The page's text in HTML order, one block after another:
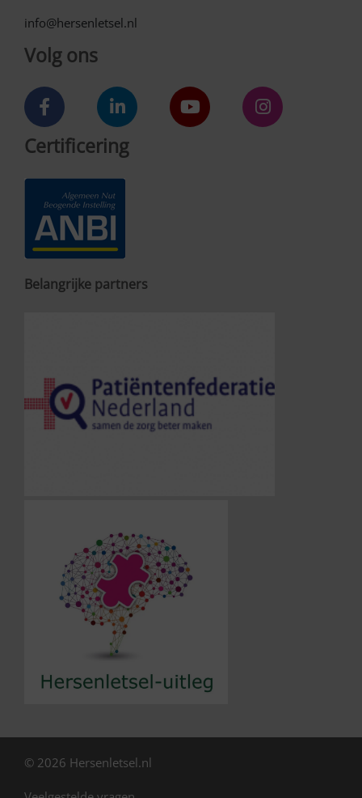
info@hersenletsel.nl
Volg ons
Certificering
Belangrijke partners
© 2026 Hersenletsel.nl